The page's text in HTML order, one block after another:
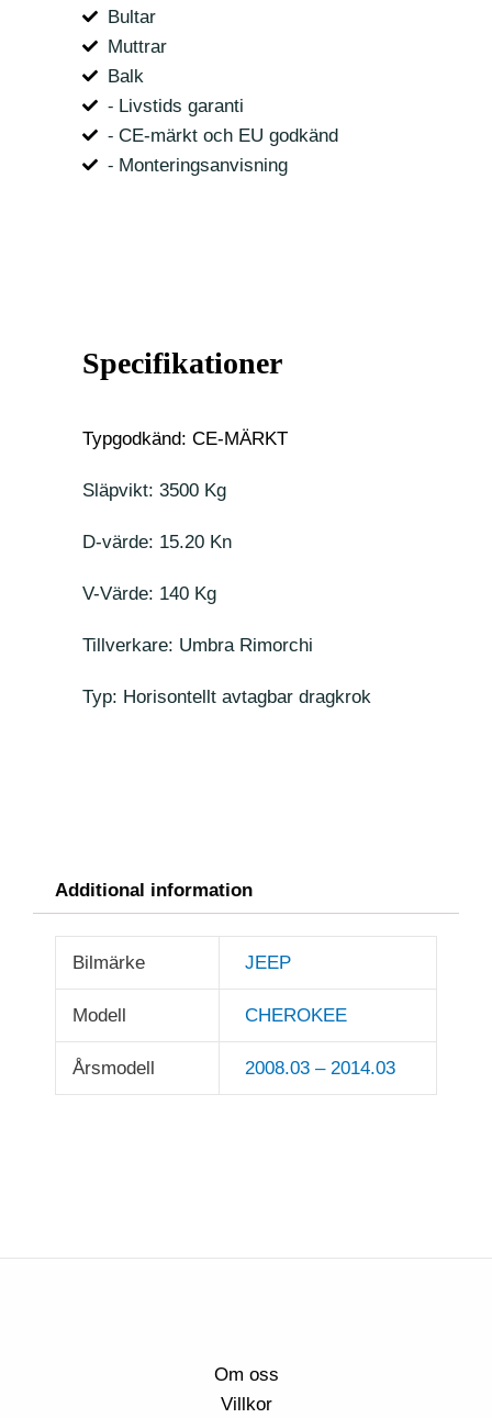
Bultar
Muttrar
Balk
⁃ Livstids garanti
⁃ CE-märkt och EU godkänd
⁃ Monteringsanvisning
Specifikationer
Typgodkänd: CE-MÄRKT
Släpvikt: 3500 Kg
D-värde: 15.20 Kn
V-Värde: 140 Kg
Tillverkare: Umbra Rimorchi
Typ: Horisontellt avtagbar dragkrok
Additional information
Bilmärke JEEP
Modell CHEROKEE
Årsmodell 2008.03 – 2014.03
Om oss
Villkor